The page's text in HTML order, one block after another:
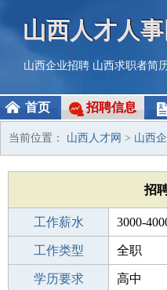
山西人才人
山西企业招聘 山西求职者简
首页 招聘信息
当前位置： 山西人才网 > 山西
招
工作薪水 3000-
招聘人数 2人
工作类型 全职
性别要求 -
学历要求 高中